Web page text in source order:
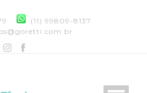
(11) 99809-8137